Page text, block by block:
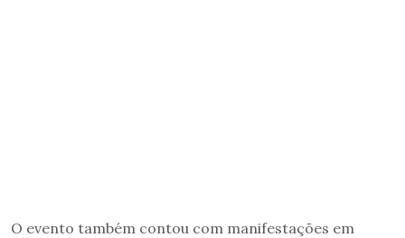
O evento também contou com manifestações em